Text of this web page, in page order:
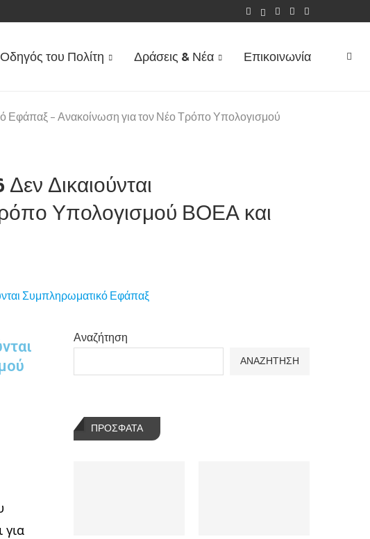
ΤΟΥ ΕΠΙΔΌΜΑΤΟΣ ΤΈΚΝΟΥ...
Οδηγός του Πολίτη Δράσεις & Νέα Επικοινωνία
Εφάπαξ – Ανακοίνωση για τον Νέο Τρόπο Υπολογισμού
Δικαιούνται
Υπολογισμού ΒΟΕΑ και
για
Αναζήτηση
ΑΝΑΖΗΤΗΣΗ
ΠΡΌΣΦΑΤΑ